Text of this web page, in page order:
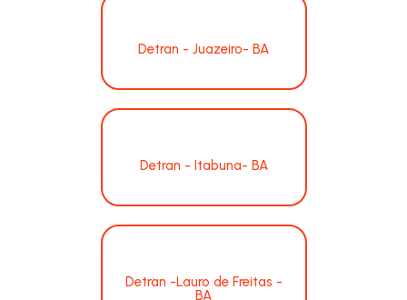
Detran - Juazeiro- BA
Detran - Itabuna- BA
Detran -Lauro de Freitas -
BA